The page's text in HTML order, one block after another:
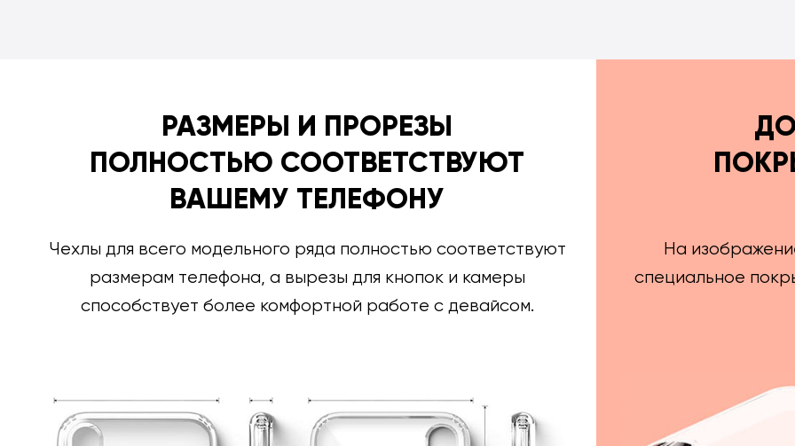
РАЗМЕРЫ И ПРОРЕЗЫ
ПОЛНОСТЬЮ СООТВЕТСТВУЮТ
ВАШЕМУ ТЕЛЕФОНУ
Чехлы для всего модельного ряда полностью соответствуют
размерам телефона, а вырезы для кнопок и камеры
способствует более комфортной работе с девайсом.
На
специальное